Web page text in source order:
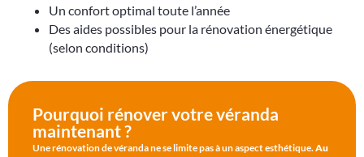
Un confort optimal toute l’année
Des aides possibles pour la rénovation énergétique
(selon conditions)
Pourquoi rénover votre véranda
maintenant ?
Une rénovation de véranda ne se limite pas à un aspect esthétique. Au